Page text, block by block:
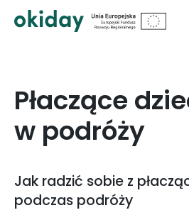
Płaczące
w podróży
Jak radzić sobie z
podczas podróży